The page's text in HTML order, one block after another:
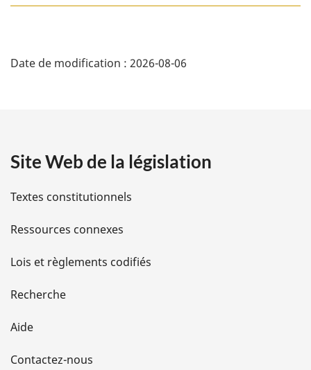
g
o
l
r
n
d
l
n
t
d
é
i
l
s
d
e
l
Date de modification : 2026-08-06
Site Web de la législation
Textes constitutionnels
Ressources connexes
Lois et règlements codifiés
Recherche
Aide
Contactez-nous